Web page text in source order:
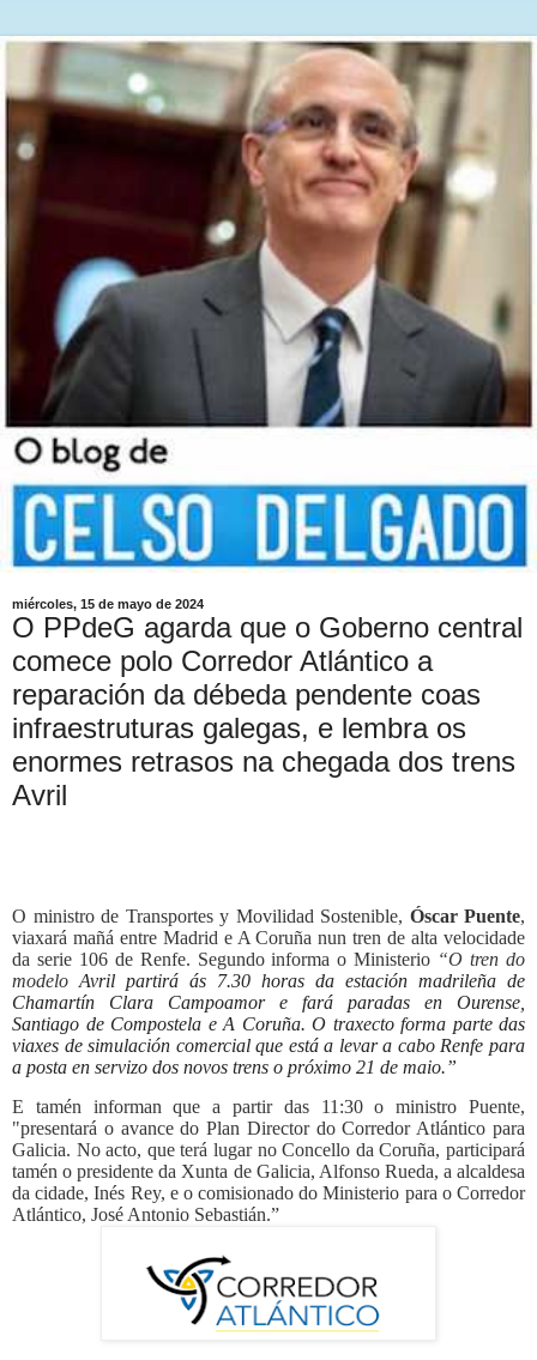
miércoles, 15 de mayo de 2024
O PPdeG agarda que o Goberno central
comece polo Corredor Atlántico a
reparación da débeda pendente coas
infraestruturas galegas, e lembra os
enormes retrasos na chegada dos trens
Avril
O ministro de Transportes y Movilidad Sostenible, Óscar Puente,
viaxará mañá entre Madrid e A Coruña nun tren de alta velocidade
da serie 106 de Renfe. Segundo informa o Ministerio “O tren do
modelo Avril partirá ás 7.30 horas da estación madrileña de
Chamartín Clara Campoamor e fará paradas en Ourense,
Santiago de Compostela e A Coruña. O traxecto forma parte das
viaxes de simulación comercial que está a levar a cabo Renfe para
a posta en servizo dos novos trens o próximo 21 de maio.”
E tamén informan que a partir das 11:30 o ministro Puente,
"presentará o avance do Plan Director do Corredor Atlántico para
Galicia. No acto, que terá lugar no Concello da Coruña, participará
tamén o presidente da Xunta de Galicia, Alfonso Rueda, a alcaldesa
da cidade, Inés Rey, e o comisionado do Ministerio para o Corredor
Atlántico, José Antonio Sebastián.”